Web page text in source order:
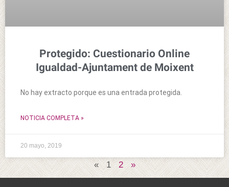
Protegido: Cuestionario Online
Igualdad-Ajuntament de Moixent
No hay extracto porque es una entrada protegida.
NOTICIA COMPLETA »
20 mayo, 2019
« 1 2 »